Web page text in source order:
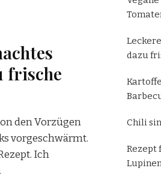
frische
den Vorzügen
vorgeschwärmt.
Ich
dazu
Chili
Rezept